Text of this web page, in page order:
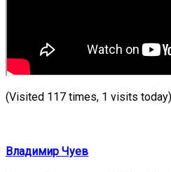
(Visited 117 times, 1 visits today)
Владимир Чуев